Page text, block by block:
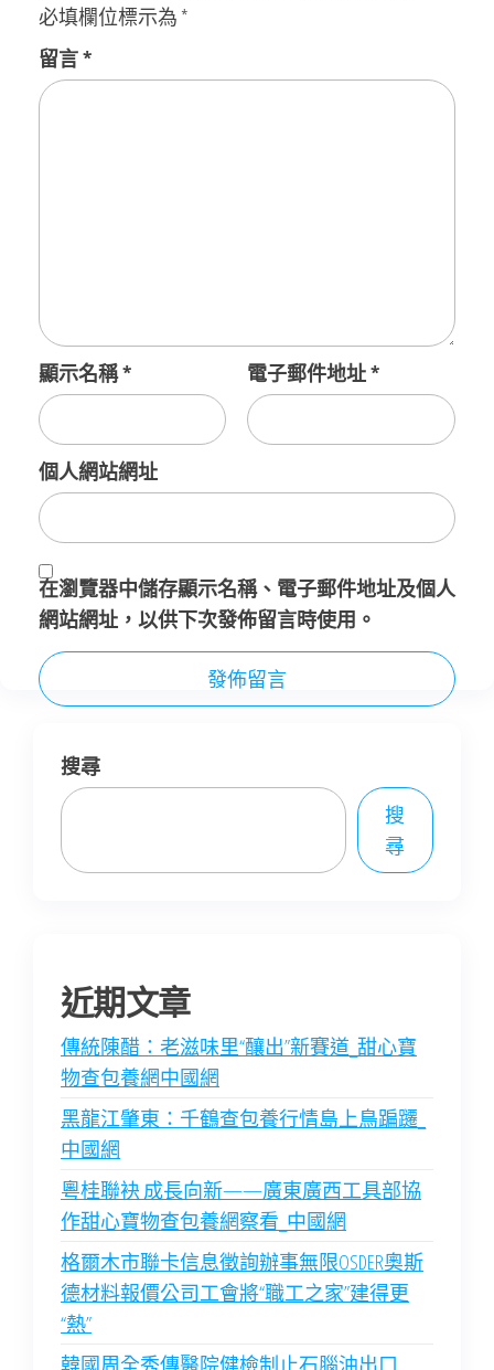
必填欄位標示為 *
留言*
顯示名稱* 電子郵件地址*
個人網站網址
在瀏覽器中儲存顯示名稱、電子郵件地址及個人
網站網址，以供下次發佈留言時使用。
搜尋
搜
尋
近期文章
傳統陳醋：老滋味里“釀出”新賽道_甜心寶
物查包養網中國網
黑龍江肇東：千鶴查包養行情島上鳥蹁躚_
中國網
粵桂聯袂 成長向新——廣東廣西工具部協
作甜心寶物查包養網察看_中國網
格爾木市聯卡信息徵詢辦事無限OSDER奧斯
德材料報價公司工會將“職工之家”建得更
“熱”
韓國周全秀傳醫院健檢制止石腦油出口